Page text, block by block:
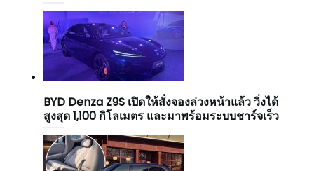
BYD Denza Z9S เปิดให้สั่งจองล่วงหน้าแล้ว วิ่งได้
สูงสุด 1,100 กิโลเมตร และมาพร้อมระบบชาร์จเร็ว